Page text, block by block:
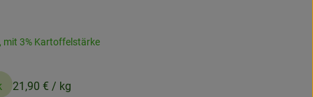
mit 3% Kartoffelstärke
21,90 € / kg